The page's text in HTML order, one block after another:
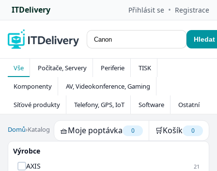
ITDelivery Přihlásit se • Registrace
Hledat
Vše Počítače, Servery Periferie TISK
Komponenty AV, Videokonference, Gaming
Síťové produkty Telefony, GPS, IoT Software Ostatní
Domů›Katalog 🧺Moje poptávka 0 🛒Košík 0
Výrobce
AXIS
21